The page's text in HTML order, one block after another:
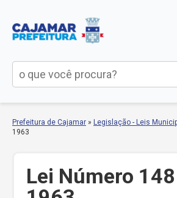
Prefeitura de Cajamar » Legislação - Leis
1963
Lei Número